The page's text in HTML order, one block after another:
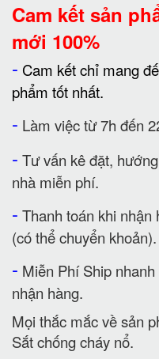
Cam kết sản
mới 100%
- Cam kết chỉ mang
phẩm tốt nhất.
- Làm việc từ 7h đến
- Tư vấn kê đặt,
nhà miễn phí.
- Thanh toán khi
(có thể chuyển khoản).
- Miễn Phí Ship
nhận hàng.
Mọi thắc mắc về sản
Sắt chống cháy nổ.